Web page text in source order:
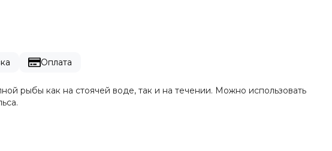
Оплата
рыбы как на стоячей воде, так и на течении. Можно использовать